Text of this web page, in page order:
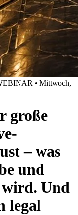
• Mittwoch,
große
– was
und
wird. Und
legal